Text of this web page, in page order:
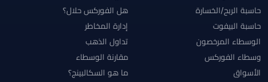
حاسبة الربح/الخسارة
حاسبة البيفوت
الوسطاء المرخصون
وسطاء الفوركس
الأسواق
هل الفوركس حلال؟
إدارة المخاطر
تداول الذهب
مقارنة الوسطاء
ما هو السكالبينج؟